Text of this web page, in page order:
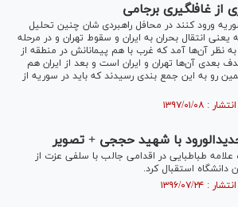
از غافلگیری برجامی
ورود کنند در محافل راهبردی شان چنین تحلیل
انتقال بحران به ایران و سقوط تهران و در مرحله
نظر آن‌ها آمد که غرب با هم پیمانانش در منطقه از
بعدی آن‌ها تهران و ایران است و بعد از ایران هم
رو به این جمع بندی رسیدند که باید در سوریه از
با شهید حججی + تصویر
طباطبایی در اقدامی جالب با سلفی عزت از
دانشگاه استقبال کرد.